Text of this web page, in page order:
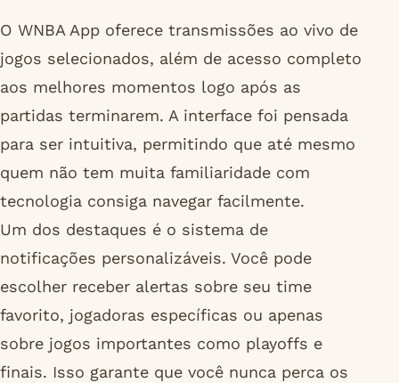
O WNBA App oferece transmissões ao vivo de
jogos selecionados, além de acesso completo
aos melhores momentos logo após as
partidas terminarem. A interface foi pensada
para ser intuitiva, permitindo que até mesmo
quem não tem muita familiaridade com
tecnologia consiga navegar facilmente.
Um dos destaques é o sistema de
notificações personalizáveis. Você pode
escolher receber alertas sobre seu time
favorito, jogadoras específicas ou apenas
sobre jogos importantes como playoffs e
finais. Isso garante que você nunca perca os